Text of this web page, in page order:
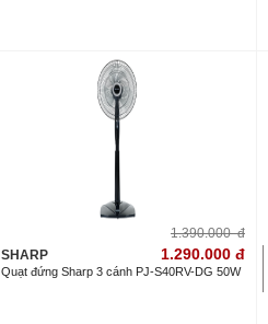
1.390.000 đ
SHARP
1.290.000 đ
Quạt đứng Sharp 3 cánh PJ-S40RV-DG 50W